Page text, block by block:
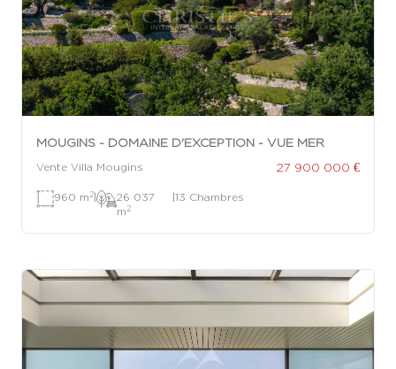
MOUGINS - DOMAINE D'EXCEPTION - VUE MER
Vente Villa Mougins 27 900 000 €
960 m 2|
26 037
m 2
|13 Chambres